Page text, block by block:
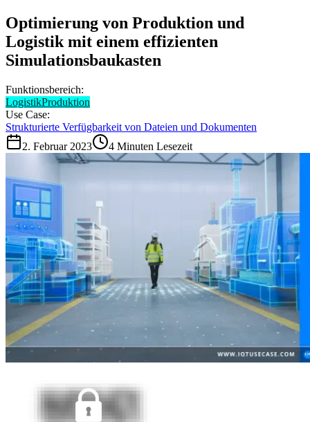
Optimierung von Produktion und
Logistik mit einem effizienten
Simulationsbaukasten
Funktionsbereich:
LogistikProduktion
Use Case:
Strukturierte Verfügbarkeit von Dateien und Dokumenten
2. Februar 2023
4 Minuten Lesezeit